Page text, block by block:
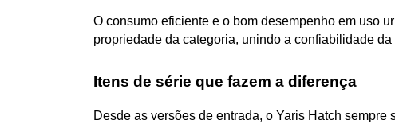
O consumo eficiente e o bom desempenho em uso
propriedade da categoria, unindo a confiabilidade
Itens de série que fazem a diferença
Desde as versões de entrada, o Yaris Hatch